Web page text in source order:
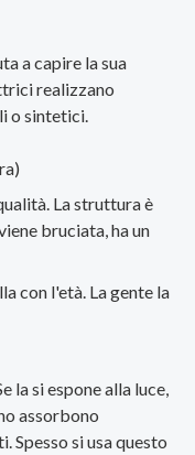
a capire la sua
realizzano
o sintetici.
La struttura è
bruciata, ha un
con l'età. La gente la
la si espone alla luce,
assorbono
Spesso si usa questo